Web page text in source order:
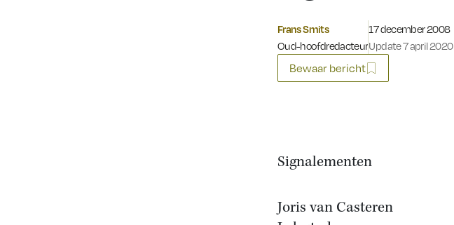
Frans Smits
Oud-hoofdredacteur
Gepubliceerd op:
17 december 2008
Update 7 april 2020
Bewaar bericht
Signalementen
Joris van Casteren